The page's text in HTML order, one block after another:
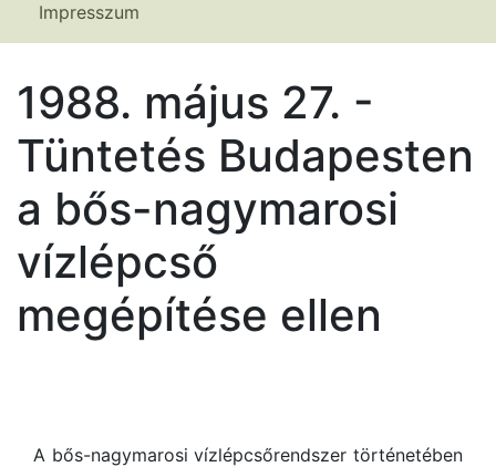
Impresszum
1988. május 27. -
Tüntetés Budapesten
a bős-nagymarosi
vízlépcső
megépítése ellen
A bős-nagymarosi vízlépcsőrendszer történetében